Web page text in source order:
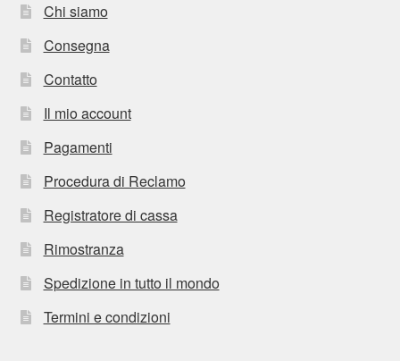
Chi siamo
Consegna
Contatto
Il mio account
Pagamenti
Procedura di Reclamo
Registratore di cassa
Rimostranza
Spedizione in tutto il mondo
Termini e condizioni